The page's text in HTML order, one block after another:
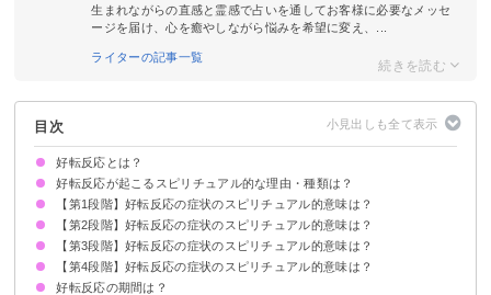
生まれながらの直感と霊感で占いを通してお客様に必要なメッセ
ージを届け、心を癒やしながら悩みを希望に変え、...
ライターの記事一覧
目次
好転反応とは？
好転反応が起こるスピリチュアル的な理由・種類は？
①負のエネルギーの浄化に伴う好転反応
②潜在意識の書き換えに伴う好転反応
③波動の上昇に伴う好転反応
【第1段階】好転反応の症状のスピリチュアル的意味は？
眠気
だるい・体調不良
肩こり
腰痛
【第2段階】好転反応の症状のスピリチュアル的意味は？
かゆみ
耳鳴り
不安定な精神状態
【第3段階】好転反応の症状のスピリチュアル的意味は？
肌荒れ・ニキビ
おなら
環境の変化
【第4段階】好転反応の症状のスピリチュアル的意味は？
頭痛
嘔吐・吐き気
腹痛
発熱
好転反応の期間は？